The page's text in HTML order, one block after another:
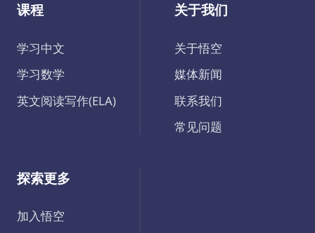
课程
学习中文
学习数学
英文阅读写作(ELA)
关于我们
关于悟空
媒体新闻
联系我们
常见问题
探索更多
加入悟空